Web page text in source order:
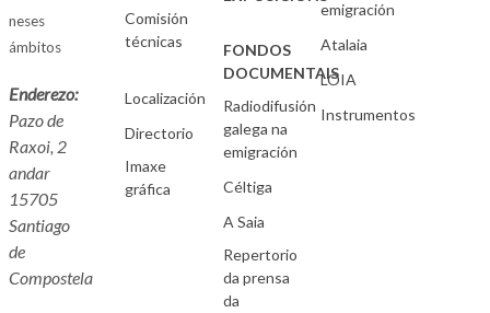
neses
ámbitos
Enderezo:
Pazo de
Raxoi, 2
andar
15705
Santiago
de
Compostela
Comisión
técnicas
Localización
Directorio
Imaxe
gráfica
FONDOS
DOCUMENTAIS
Radiodifusión
galega na
emigración
Céltiga
A Saia
Repertorio
da prensa
da
emigración
Atalaia
LOIA
Instrumentos